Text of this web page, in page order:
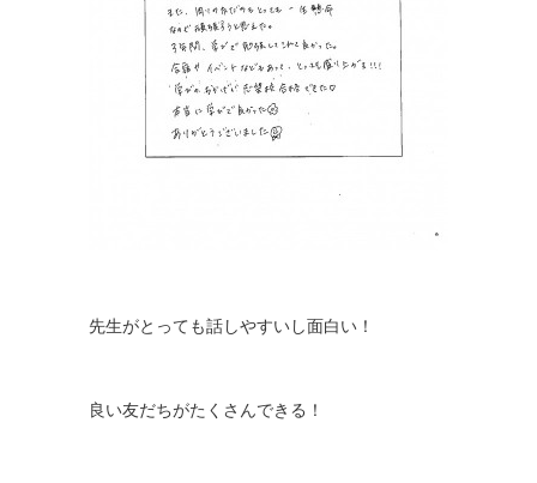
先生がとっても話しやすいし面白い！
良い友だちがたくさんできる！